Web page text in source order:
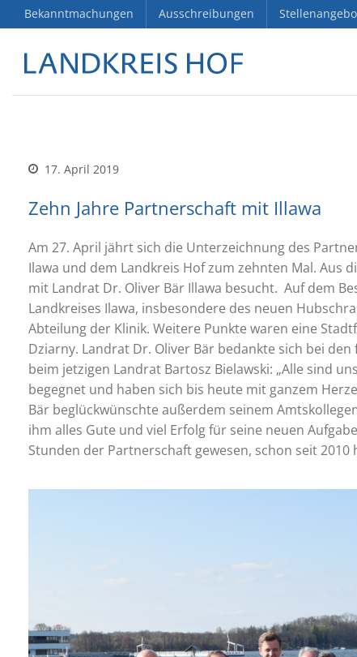
Bekanntmachungen Ausschreibungen
17. April 2019
Zehn Jahre Partnerschaft mit Illawa
Am 27. April jährt sich die Unterzeichnung des
Ilawa und dem Landkreis Hof zum zehnten Mal. Aus
mit Landrat Dr. Oliver Bär Illawa besucht. Auf dem
Landkreises Ilawa, insbesondere des neuen
Abteilung der Klinik. Weitere Punkte waren eine
Dziarny. Landrat Dr. Oliver Bär bedankte sich bei
beim jetzigen Landrat Bartosz Bielawski: „Alle sind
begegnet und haben sich bis heute mit ganzem
Bär beglückwünschte außerdem seinem
ihm alles Gute und viel Erfolg für seine neuen
Stunden der Partnerschaft gewesen, schon seit